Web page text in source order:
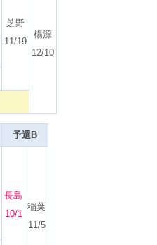
芝野
11/19
楊源
12/10
予選B
長島
10/1
稲葉
11/5